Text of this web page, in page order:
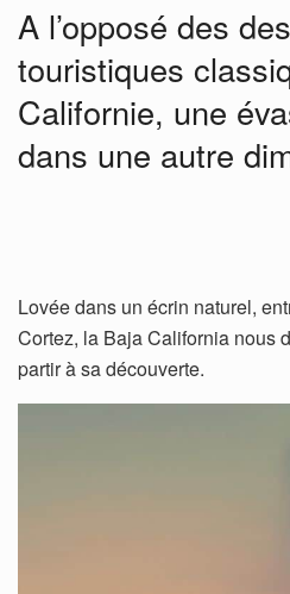
A l’opposé des
touristiques
Californie, une
dans une autre
Lovée dans un écrin naturel,
Cortez, la Baja California nous
partir à sa découverte.